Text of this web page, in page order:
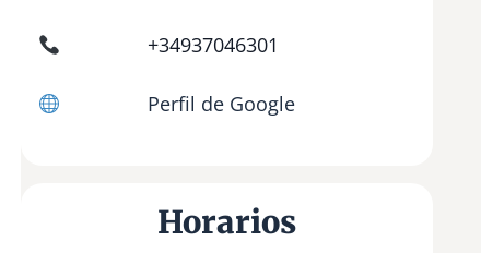
+34937046301
Perfil de Google
Horarios